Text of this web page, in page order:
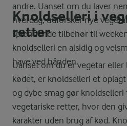
andre. Uanset om du laver
hverdag, udforsker nye
spændende tilbehør til
knoldselleri en alsidig og
have ved hånden.
Knoldselleri i
retter
Uanset om du er vegetar
kødet, er knoldselleri et
og dybe smag gør knoldselleri
vegetariske retter, hvor den
karakter uden brug af kød.